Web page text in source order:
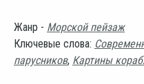
Жанр - Морской пейзаж
Ключевые слова:
парусников, Картины